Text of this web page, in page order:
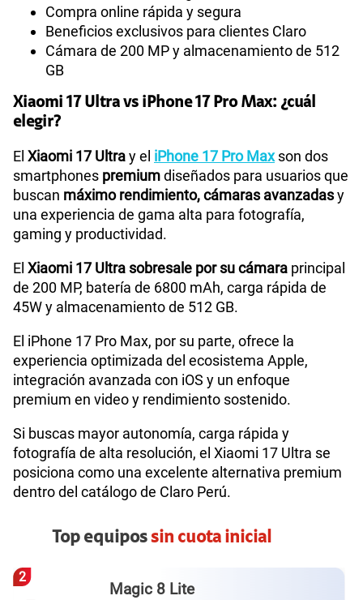
Compra online rápida y segura
Beneficios exclusivos para clientes Claro
Cámara de 200 MP y almacenamiento de 512
GB
Xiaomi 17 Ultra vs iPhone 17 Pro Max: ¿cuál
elegir?
El Xiaomi 17 Ultray el iPhone 17 Pro Maxson dos
smartphones premiumdiseñados para usuarios que
buscan máximo rendimiento, cámaras avanzadasy
una experiencia de gama alta para fotografía,
gaming y productividad.
El Xiaomi 17 Ultra sobresale por su cámara principal
de 200 MP, batería de 6800 mAh, carga rápida de
45W y almacenamiento de 512 GB.
El iPhone 17 Pro Max, por su parte, ofrece la
experiencia optimizada del ecosistema Apple,
integración avanzada con iOS y un enfoque
premium en video y rendimiento sostenido.
Si buscas mayor autonomía, carga rápida y
fotografía de alta resolución, el Xiaomi 17 Ultra se
posiciona como una excelente alternativa premium
dentro del catálogo de Claro Perú.
Top equipossin cuota inicial
3
Galaxy A57